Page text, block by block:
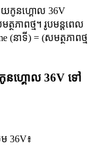
វាយកូនហ្គោល 36V
ភាពថ្ម។ រូបមន្តពេល
(នាទី) = (សមត្ថភាពថ្ម
យកូនហ្គោល 36V ទៅ
ម 36V៖